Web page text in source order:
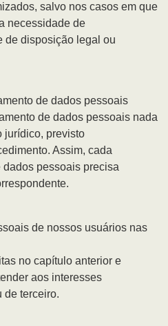
salvo nos casos em que
necessidade de
de disposição legal ou
de dados pessoais
de dados pessoais nada
jurídico, previsto
Assim, cada
pessoais precisa
de nossos usuários nas
no capítulo anterior e
aos interesses
de terceiro.